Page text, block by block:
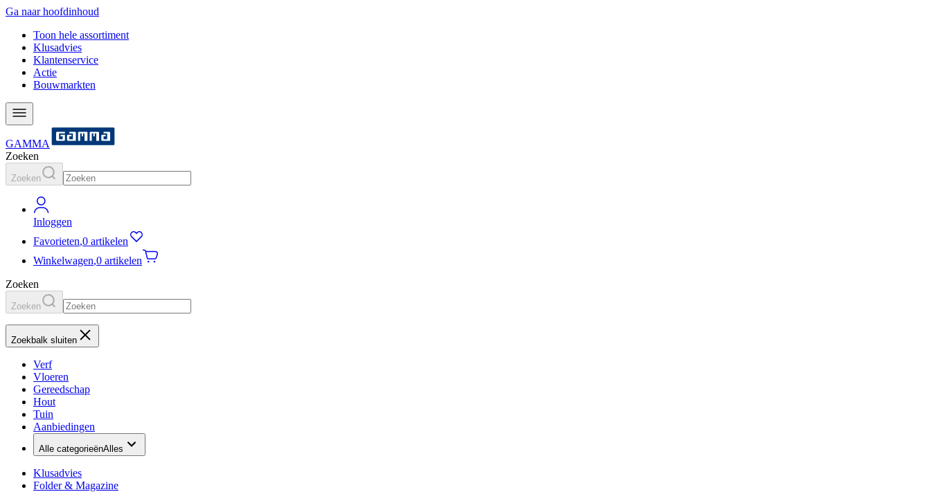
Ga naar hoofdinhoud
Toon hele assortiment
Klusadvies
Klantenservice
Actie
Bouwmarkten
GAMMA
Zoeken
Zoeken
Inloggen
Favorieten,0 artikelen
Winkelwagen,0 artikelen
Zoeken
Zoeken
Zoekbalk sluiten
Verf
Vloeren
Gereedschap
Hout
Tuin
Aanbiedingen
Alle categorieënAlles
Klusadvies
Folder & Magazine